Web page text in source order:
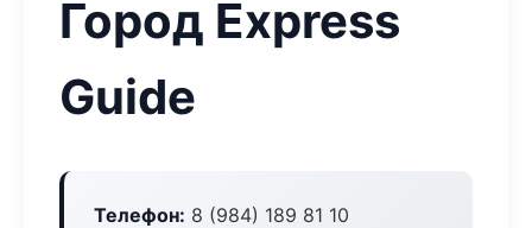
Город Express
Guide
Телефон: 8 (984) 189 81 10